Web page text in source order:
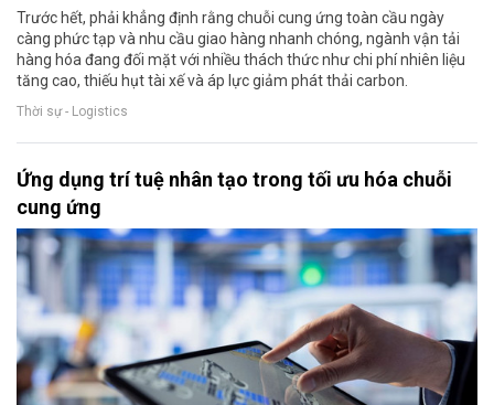
Trước hết, phải khẳng định rằng chuỗi cung ứng toàn cầu ngày
càng phức tạp và nhu cầu giao hàng nhanh chóng, ngành vận tải
hàng hóa đang đối mặt với nhiều thách thức như chi phí nhiên liệu
tăng cao, thiếu hụt tài xế và áp lực giảm phát thải carbon.
Thời sự - Logistics
Ứng dụng trí tuệ nhân tạo trong tối ưu hóa chuỗi
cung ứng